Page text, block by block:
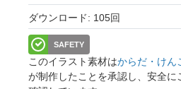
ダウンロード: 105回
SAFETY
このイラスト素材はからだ・けん
が制作したことを承認し、安全に